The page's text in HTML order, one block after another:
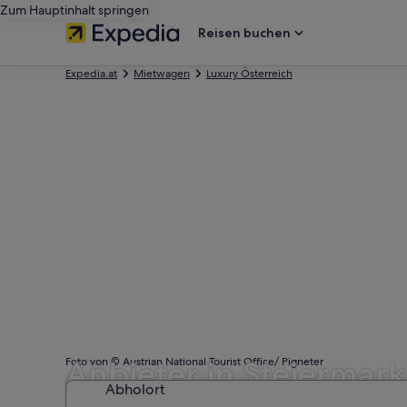
Zum Hauptinhalt springen
Reisen buchen
Expedia.at Mietwagen Luxury Österreich
Anbieter in
Foto von © Austrian National Tourist Office/ Pigneter
Abholort